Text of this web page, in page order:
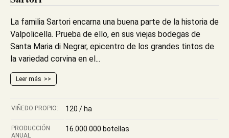
La familia Sartori encarna una buena parte de la historia de
Valpolicella. Prueba de ello, en sus viejas bodegas de
Santa Maria di Negrar, epicentro de los grandes tintos de
la variedad corvina en el...
Leer más
VIÑEDO PROPIO: 120 / ha
PRODUCCIÓN
ANUAL
16.000.000 botellas